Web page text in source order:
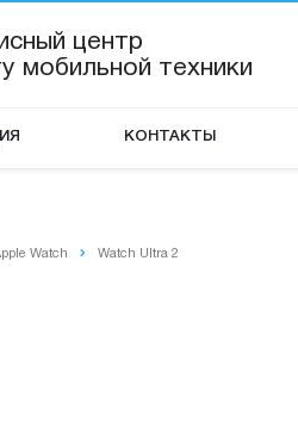
центр
мобильной техники
КОНТАКТЫ
Watch Watch Ultra 2